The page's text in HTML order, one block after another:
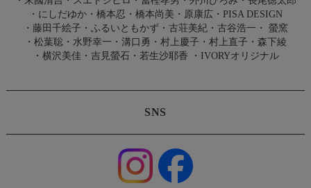
・ にしだゆか ・ 橋本忍 ・ 橋本尚美 ・ 原康広 ・ PISA DESIGN
・ 藤田千絵子 ・ ふるいともかず ・ 古荘美紀 ・ 古谷浩一 ・
螢窯
・ 松葉聡 ・ 水野幸一 ・ 溝口勇 ・ 村上慶子 ・ 村上直子 ・ 森下綾
・ 横沢美佳 ・ 吉見螢石・ 若生沙耶香 ・ IVORYオリジナル
SNS